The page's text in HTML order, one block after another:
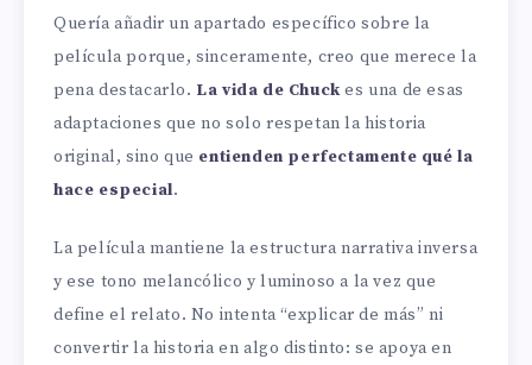
Quería añadir un apartado específico sobre la
película porque, sinceramente, creo que merece la
pena destacarlo. La vida de Chuckes una de esas
adaptaciones que no solo respetan la historia
original, sino que entienden perfectamente qué la
hace especial.
La película mantiene la estructura narrativa inversa
y ese tono melancólico y luminoso a la vez que
define el relato. No intenta “explicar de más” ni
convertir la historia en algo distinto: se apoya en